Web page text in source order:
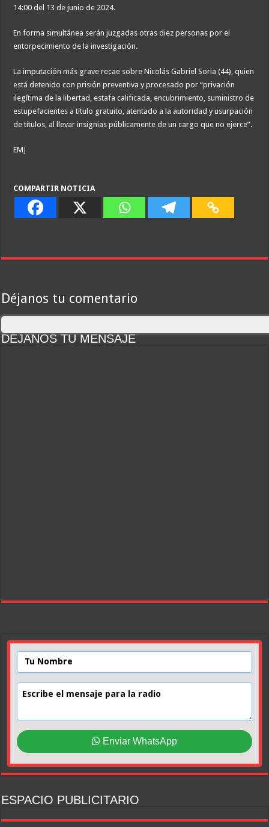
14:00 del 13 de junio de 2024.
En forma simultánea serán juzgadas otras diez personas por el
entorpecimiento de la investigación.
La imputación más grave recae sobre Nicolás Gabriel Soria (44), quien
está detenido con prisión preventiva y procesado por “privación
ilegítima de la libertad, estafa calificada, encubrimiento, suministro de
estupefacientes a título gratuito, atentado a la autoridad y usurpación
de títulos, al llevar insignias públicamente de un cargo que no ejerce”.
EMJ
COMPARTIR NOTICIA
Déjanos tu comentario
DEJANOS TU MENSAJE
Enviar WhatsApp
ESPACIO PUBLICITARIO